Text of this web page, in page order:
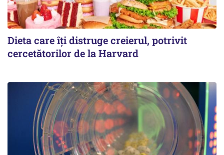
Dieta care îți distruge creierul, potrivit
cercetătorilor de la Harvard